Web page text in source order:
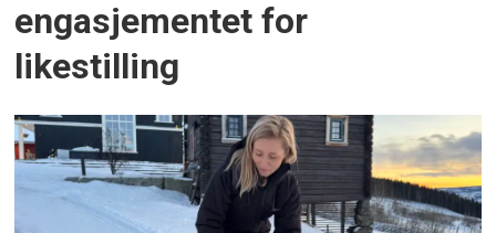
engasjementet for
likestilling